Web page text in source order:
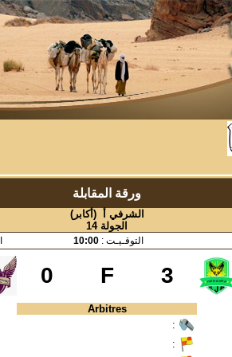
ورقة المقابلة
الشرفي أ (أكابر)
الجولة 14
التوقـيـت :10:00
3
F
0
Arbitres
:
: